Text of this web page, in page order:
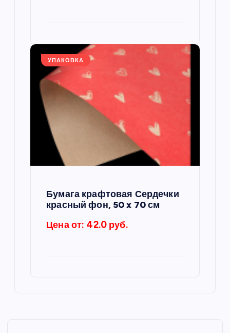
УПАКОВКА
Бумага крафтовая Сердечки
красный фон, 50 x 70 см
Цена от: 42.0 руб.